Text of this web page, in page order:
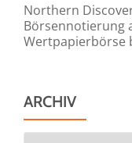
Northern
Börsennotierung
Wertpapierbörse
ARCHIV